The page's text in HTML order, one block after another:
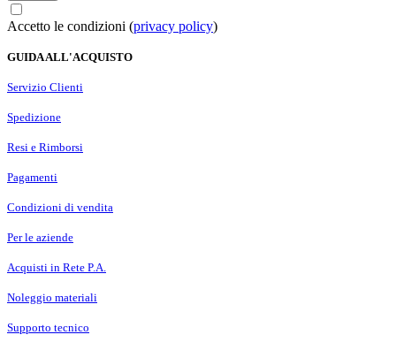
Accetto le condizioni (privacy policy)
GUIDA ALL'ACQUISTO
Servizio Clienti
Spedizione
Resi e Rimborsi
Pagamenti
Condizioni di vendita
Per le aziende
Acquisti in Rete P.A.
Noleggio materiali
Supporto tecnico